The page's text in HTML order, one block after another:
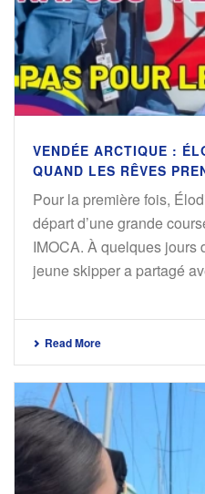
VENDÉE ARCTIQUE :
QUAND LES RÊVES
Pour la première fois,
départ d’une grande
IMOCA. À quelques jours
jeune skipper a partagé
Read More